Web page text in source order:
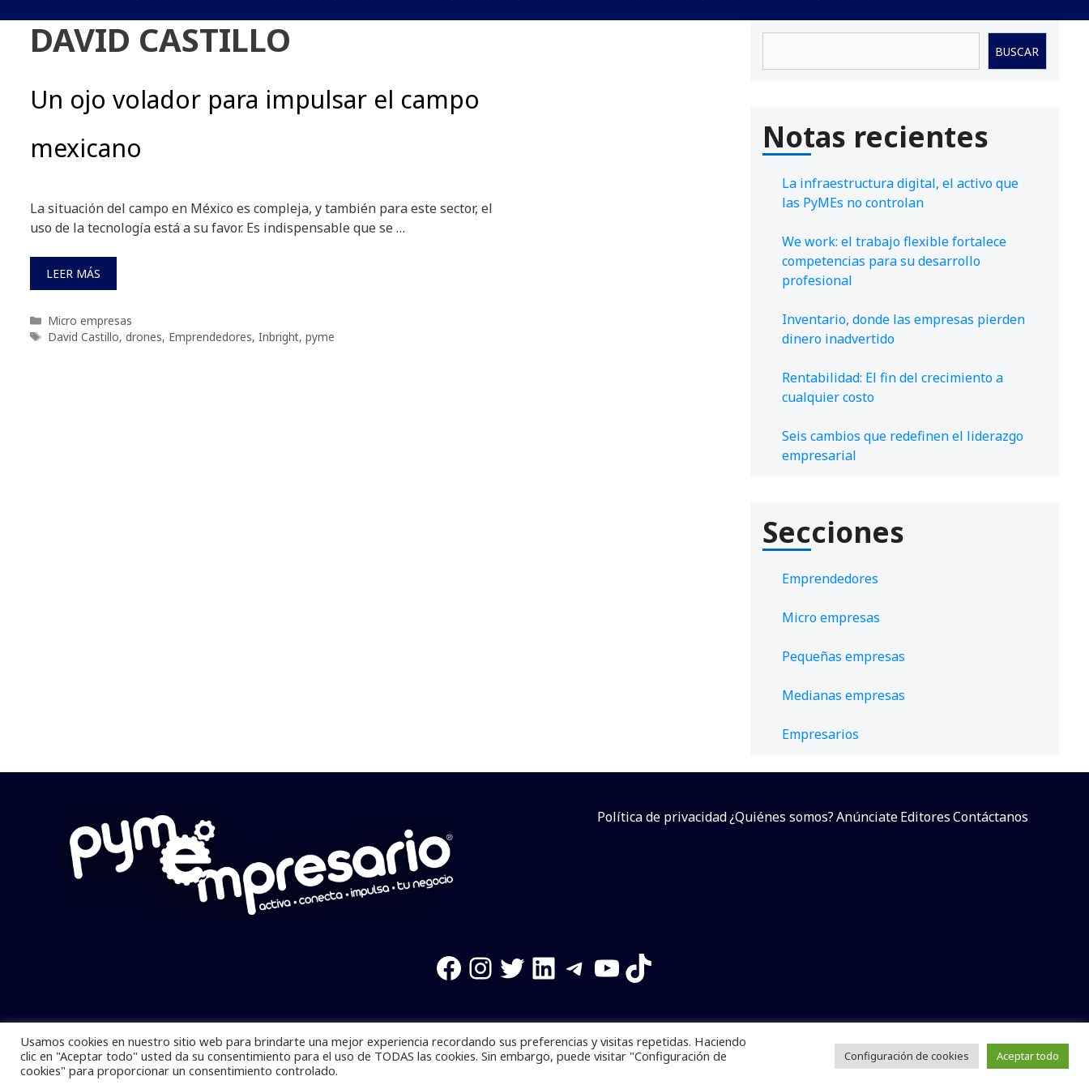
DAVID CASTILLO
Un ojo volador para impulsar el campo
mexicano
La situación del campo en México es compleja, y también para este sector, el
uso de la tecnología está a su favor. Es indispensable que se …
LEER MÁS
Categorías
Micro empresas
Etiquetas
David Castillo, drones, Emprendedores, Inbright, pyme
BUSCAR
Notas recientes
La infraestructura digital, el activo que
las PyMEs no controlan
We work: el trabajo flexible fortalece
competencias para su desarrollo
profesional
Inventario, donde las empresas pierden
dinero inadvertido
Rentabilidad: El fin del crecimiento a
cualquier costo
Seis cambios que redefinen el liderazgo
empresarial
Secciones
Emprendedores
Micro empresas
Pequeñas empresas
Medianas empresas
Empresarios
Política de privacidad¿Quiénes somos?AnúnciateEditoresContáctanos
Facebook
Instagram
Twitter
LinkedIn
Telegram
YouTube
TikTok
Pymempresario © 2025 Todos los derechos reservados. Se prohibe el uso de la información total o parcial sin dar referencia a la fuente.
Desarrollado poryalla ya!
Usamos cookies en nuestro sitio web para brindarte una mejor experiencia recordando sus preferencias y visitas repetidas. Haciendo
clic en "Aceptar todo" usted da su consentimiento para el uso de TODAS las cookies. Sin embargo, puede visitar "Configuración de
cookies" para proporcionar un consentimiento controlado.
Configuración de cookies Aceptar todo